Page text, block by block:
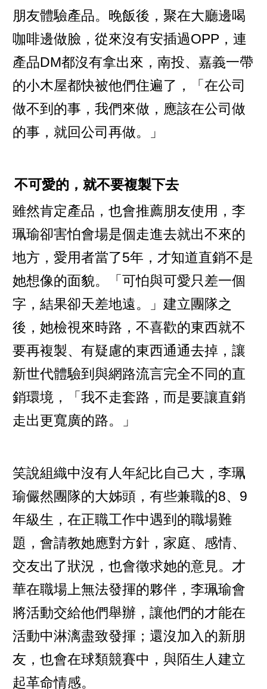
朋友體驗產品。晚飯後，聚在大廳邊喝
咖啡邊做臉，從來沒有安插過OPP，連
產品DM都沒有拿出來，南投、嘉義一帶
的小木屋都快被他們住遍了，「在公司
做不到的事，我們來做，應該在公司做
的事，就回公司再做。」
不可愛的，就不要複製下去
雖然肯定產品，也會推薦朋友使用，李
珮瑜卻害怕會場是個走進去就出不來的
地方，愛用者當了5年，才知道直銷不是
她想像的面貌。「可怕與可愛只差一個
字，結果卻天差地遠。」建立團隊之
後，她檢視來時路，不喜歡的東西就不
要再複製、有疑慮的東西通通去掉，讓
新世代體驗到與網路流言完全不同的直
銷環境，「我不走套路，而是要讓直銷
走出更寬廣的路。」
笑說組織中沒有人年紀比自己大，李珮
瑜儼然團隊的大姊頭，有些兼職的8、9
年級生，在正職工作中遇到的職場難
題，會請教她應對方針，家庭、感情、
交友出了狀況，也會徵求她的意見。才
華在職場上無法發揮的夥伴，李珮瑜會
將活動交給他們舉辦，讓他們的才能在
活動中淋漓盡致發揮；還沒加入的新朋
友，也會在球類競賽中，與陌生人建立
起革命情感。